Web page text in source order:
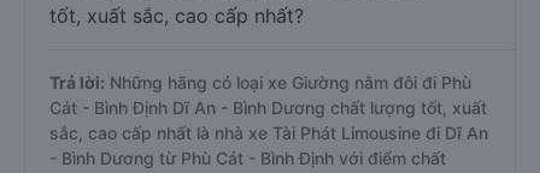
tốt, xuất sắc, cao cấp nhất?
Trả lời: Những hãng có loại xe Giường nằm đôi đi Phù
Cát - Bình Định Dĩ An - Bình Dương chất lượng tốt, xuất
sắc, cao cấp nhất là nhà xe Tài Phát Limousine đi Dĩ An
- Bình Dương từ Phù Cát - Bình Định với điểm chất